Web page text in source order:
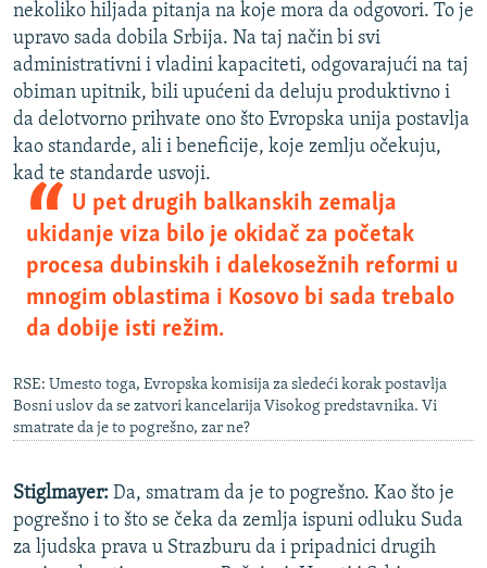
nekoliko hiljada pitanja na koje mora da odgovori. To je
upravo sada dobila Srbija. Na taj način bi svi
administrativni i vladini kapaciteti, odgovarajući na taj
obiman upitnik, bili upućeni da deluju produktivno i
da delotvorno prihvate ono što Evropska unija postavlja
kao standarde, ali i beneficije, koje zemlju očekuju,
kad te standarde usvoji.
U pet drugih balkanskih zemalja
ukidanje viza bilo je okidač za početak
procesa dubinskih i dalekosežnih reformi u
mnogim oblastima i Kosovo bi sada trebalo
da dobije isti režim.
RSE: Umesto toga, Evropska komisija za sledeći korak postavlja
Bosni uslov da se zatvori kancelarija Visokog predstavnika. Vi
smatrate da je to pogrešno, zar ne?
Stiglmayer: Da, smatram da je to pogrešno. Kao što je
pogrešno i to što se čeka da zemlja ispuni odluku Suda
za ljudska prava u Strazburu da i pripadnici drugih